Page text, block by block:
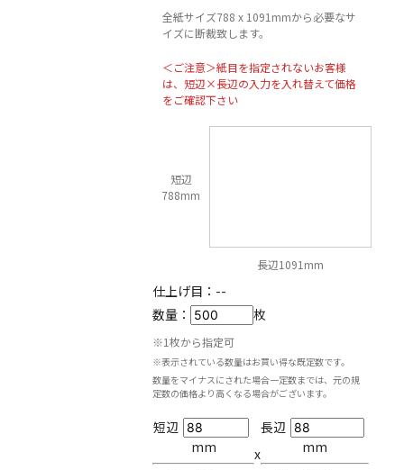
全紙サイズ788 x 1091mmから必要なサ
イズに断裁致します。
＜ご注意＞紙目を指定されないお客様
は、短辺×長辺の入力を入れ替えて価格
をご確認下さい
短辺
788mm
長辺1091mm
仕上げ目： --
数量：
枚
※1枚から指定可
※表示されている数量はお買い得な既定数です。
数量をマイナスにされた場合一定数までは、元の規
定数の価格より高くなる場合がございます。
短辺
mm
x
長辺
mm